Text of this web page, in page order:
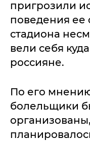
пригрозили
поведения ее
стадиона
вели себя
россияне.
По его
болельщики